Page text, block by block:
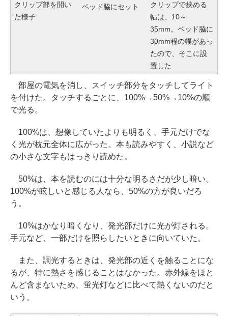
クリップ部を開い
た様子
ベッド脇にセット
クリップで挟める
幅は、10～
35mm。ベッド脇に
30mm程の幅があっ
たので、そこに設
置した
部屋の電気を消し、スイッチ部分をタッチしてライト
を付けた。タッチするごとに、100%→50%→10%の順
で光る。
100%は、想像していたよりも明るく、手元だけでな
く光が枕元全体に広がった。本も読みやすく、小説など
の小さな文字もはっきり読めた。
50%は、本を読むのには十分な明るさだが少し暗い。
100%が眩しいと感じる人なら、50%の方が良いだろ
う。
10%はかなり暗くなり、発光部だけに光が灯される。
手元など、一部だけを照らしたいときに向いていた。
また、調光するときは、発光部の近くを触ることにな
るが、特に熱さを感じることはなかった。赤外線をほと
んど含まないため、蛍光灯などに比べて熱くないのだと
いう。